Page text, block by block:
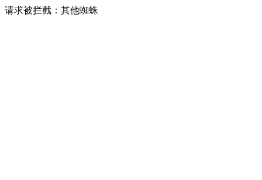
请求被拦截：其他蜘蛛